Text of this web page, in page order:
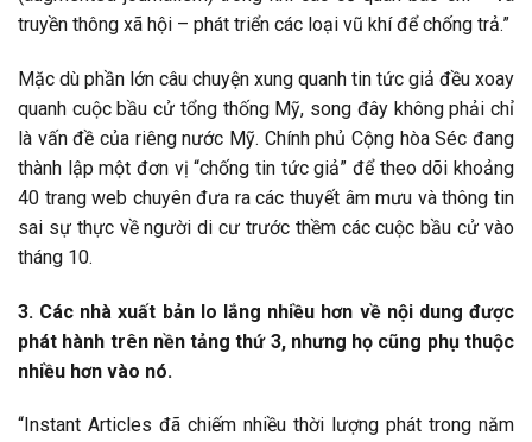
truyền thông xã hội – phát triển các loại vũ khí để chống trả.”
Mặc dù phần lớn câu chuyện xung quanh tin tức giả đều xoay
quanh cuộc bầu cử tổng thống Mỹ, song đây không phải chỉ
là vấn đề của riêng nước Mỹ. Chính phủ Cộng hòa Séc đang
thành lập một đơn vị “chống tin tức giả” để theo dõi khoảng
40 trang web chuyên đưa ra các thuyết âm mưu và thông tin
sai sự thực về người di cư trước thềm các cuộc bầu cử vào
tháng 10.
3. Các nhà xuất bản lo lắng nhiều hơn về nội dung được
phát hành trên nền tảng thứ 3, nhưng họ cũng phụ thuộc
nhiều hơn vào nó.
“Instant Articles đã chiếm nhiều thời lượng phát trong năm